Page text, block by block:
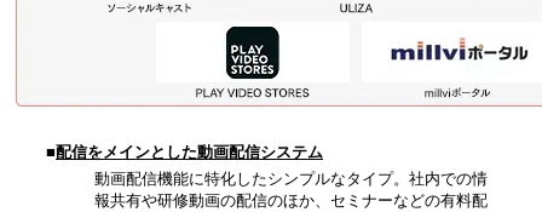
■配信をメインとした動画配信システム
動画配信機能に特化したシンプルなタイプ。社内での情
報共有や研修動画の配信のほか、セミナーなどの有料配